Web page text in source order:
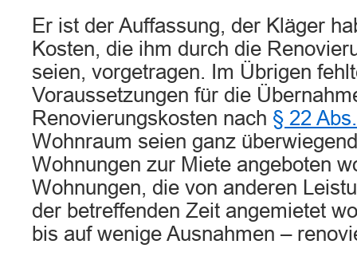
Er ist der Auffassung, der Kläger
Kosten, die ihm durch die
seien, vorgetragen. Im Übrigen
Voraussetzungen für die
Renovierungskosten nach § 22
Wohnraum seien ganz
Wohnungen zur Miete angeboten
Wohnungen, die von anderen
der betreffenden Zeit angemietet
bis auf wenige Ausnahmen –